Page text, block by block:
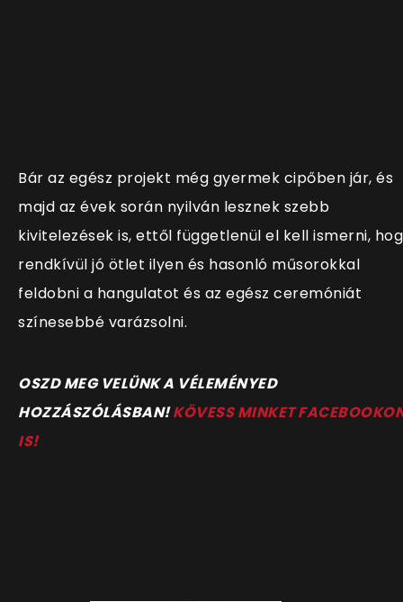
Bár az egész projekt még gyermek cipőben jár, és
majd az évek során nyilván lesznek szebb
kivitelezések is, ettől függetlenül el kell ismerni,
rendkívül jó ötlet ilyen és hasonló műsorokkal
feldobni a hangulatot és az egész ceremóniát
színesebbé varázsolni.
OSZD MEG VELÜNK A VÉLEMÉNYED
HOZZÁSZÓLÁSBAN!KÖVESS MINKET
IS!